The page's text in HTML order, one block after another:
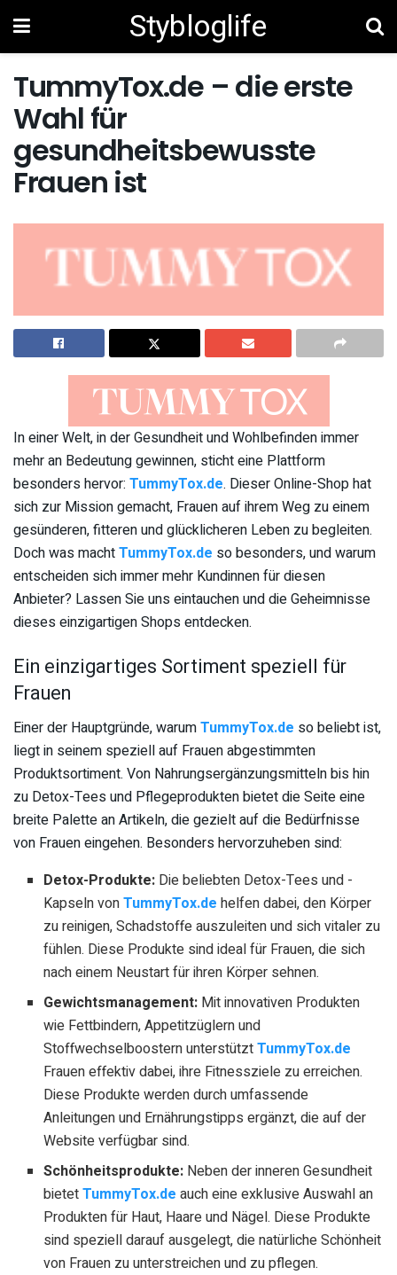
Stybloglife
TummyTox.de – die erste
Wahl für
gesundheitsbewusste
Frauen ist
In einer Welt, in der Gesundheit und Wohlbefinden immer
mehr an Bedeutung gewinnen, sticht eine Plattform
besonders hervor: TummyTox.de. Dieser Online-Shop hat
sich zur Mission gemacht, Frauen auf ihrem Weg zu einem
gesünderen, fitteren und glücklicheren Leben zu begleiten.
Doch was machtTummyTox.de so besonders, und warum
entscheiden sich immer mehr Kundinnen für diesen
Anbieter? Lassen Sie uns eintauchen und die Geheimnisse
dieses einzigartigen Shops entdecken.
Ein einzigartiges Sortiment speziell für
Frauen
Einer der Hauptgründe, warumTummyTox.de so beliebt ist,
liegt in seinem speziell auf Frauen abgestimmten
Produktsortiment. Von Nahrungsergänzungsmitteln bis hin
zu Detox-Tees und Pflegeprodukten bietet die Seite eine
breite Palette an Artikeln, die gezielt auf die Bedürfnisse
von Frauen eingehen. Besonders hervorzuheben sind:
Detox-Produkte: Die beliebten Detox-Tees und -
Kapseln vonTummyTox.de helfen dabei, den Körper
zu reinigen, Schadstoffe auszuleiten und sich vitaler zu
fühlen. Diese Produkte sind ideal für Frauen, die sich
nach einem Neustart für ihren Körper sehnen.
Gewichtsmanagement: Mit innovativen Produkten
wie Fettbindern, Appetitzüglern und
Stoffwechselboostern unterstütztTummyTox.de
Frauen effektiv dabei, ihre Fitnessziele zu erreichen.
Diese Produkte werden durch umfassende
Anleitungen und Ernährungstipps ergänzt, die auf der
Website verfügbar sind.
Schönheitsprodukte: Neben der inneren Gesundheit
bietetTummyTox.de auch eine exklusive Auswahl an
Produkten für Haut, Haare und Nägel. Diese Produkte
sind speziell darauf ausgelegt, die natürliche Schönheit
von Frauen zu unterstreichen und zu pflegen.